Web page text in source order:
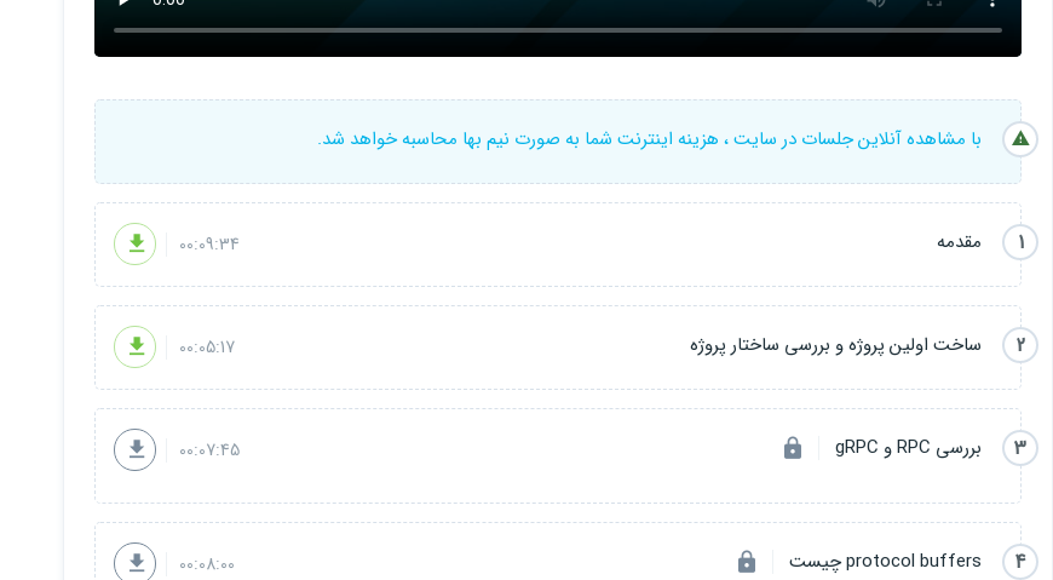
با مشاهده آنلاین جلسات در سایت ، هزینه اینترنت شما به صورت نیم بها محاسبه خواهد شد.
1 مقدمه 00:09:34
2 ساخت اولین پروژه و بررسی ساختار پروژه 00:05:17
3 بررسی RPC و gRPC 00:07:45
4 protocol buffers چیست 00:08:00